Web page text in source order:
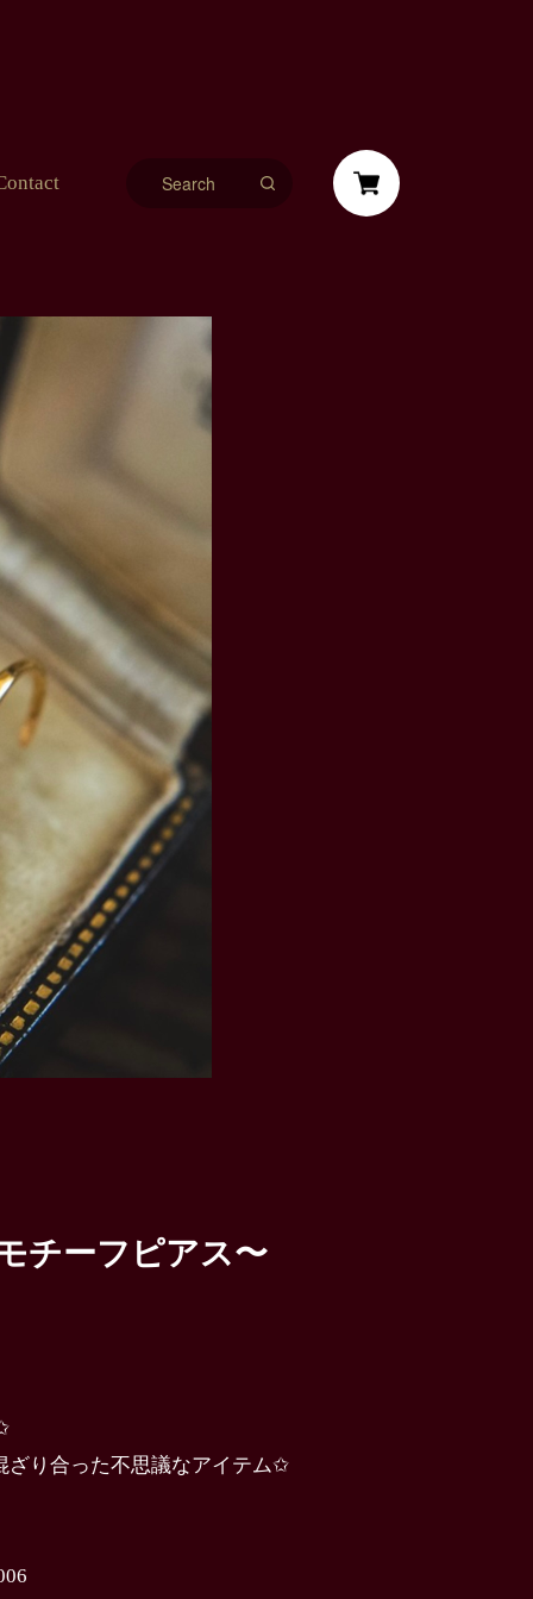
チーフピアス〜
り合った不思議なアイテム✩